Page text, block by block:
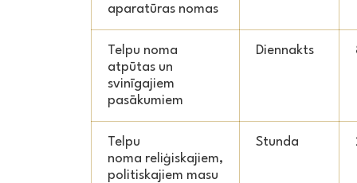
aparatūras nomas
Telpu noma
atpūtas un
svinīgajiem
pasākumiem
Diennakts
Telpu
noma reliģiskajiem,
politiskajiem masu
Stunda